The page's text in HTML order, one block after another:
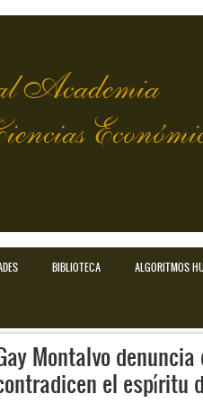
Academia
BIBLIOTECA ALGORITMOS
Montalvo
el espíritu